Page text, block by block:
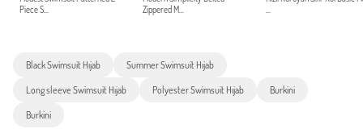
Piece S...
Zippered M...
...
Black Swimsuit Hıjab Summer Swimsuit Hıjab
Long sleeve Swimsuit Hıjab Polyester Swimsuit Hıjab Burkini
Burkini